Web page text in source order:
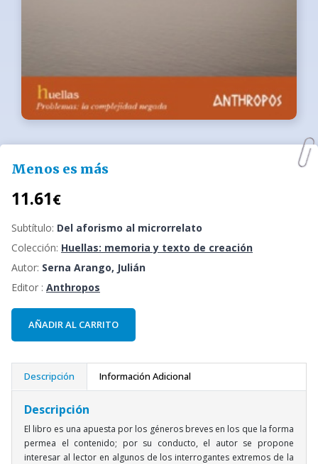
Menos es más
11.61€
Subtítulo: Del aforismo al microrrelato
Colección: Huellas: memoria y texto de creación
Autor: Serna Arango, Julián
Editor : Anthropos
AÑADIR AL CARRITO
Descripción Información Adicional
Descripción
El libro es una apuesta por los géneros breves en los que la forma
permea el contenido; por su conducto, el autor se propone
interesar al lector en algunos de los interrogantes extremos de la